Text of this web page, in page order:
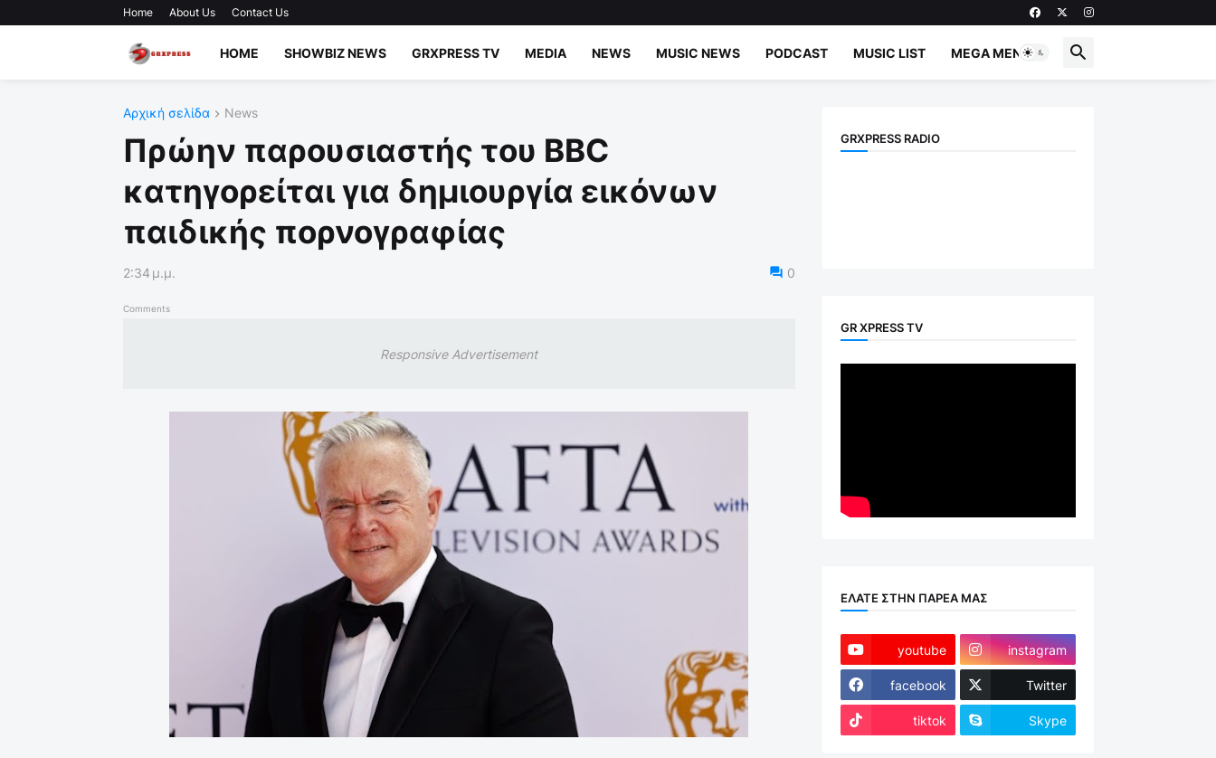
Home About Us Contact Us
HOME SHOWBIZ NEWS GRXPRESS TV MEDIA NEWS MUSIC NEWS PODCAST MUSIC LIST MEGA MENU
Αρχική σελίδα News
Πρώην παρουσιαστής του BBC
κατηγορείται για δημιουργία εικόνων
παιδικής πορνογραφίας
2:34 μ.μ. 0
Comments
Responsive Advertisement
GRXPRESS RADIO
GR XPRESS TV
ΕΛΑΤΕ ΣΤΗΝ ΠΑΡΕΑ ΜΑΣ
youtube instagram
facebook Twitter
tiktok Skype